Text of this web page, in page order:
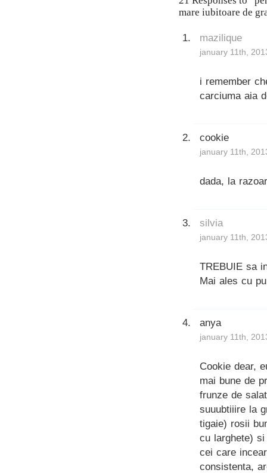
mare iubitoare de
mazilique
january 11th,
i remember
carciuma aia
cookie
january 11th,
dada, la
silvia
january 11th,
TREBUIE sa
Mai ales cu
anya
january 11th,
Cookie dear,
mai bune de
frunze de
suuubtiiire la
tigaie) rosii
cu larghete)
cei care
consistenta,